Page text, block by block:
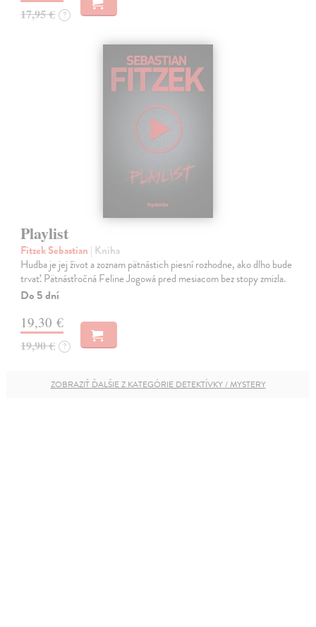
17,95 € ?
Playlist
Fitzek Sebastian | Kniha
Hudba je jej život a zoznam pätnástich piesní rozhodne, ako dlho bude
trvať. Pätnásťročná Feline Jogowá pred mesiacom bez stopy zmizla.
Do 5 dní
19,30 €
19,90 € ?
ZOBRAZIŤ ĎALŠIE Z KATEGÓRIE DETEKTÍVKY / MYSTERY